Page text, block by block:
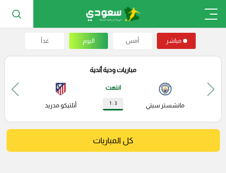
مباشر أمس اليوم غداً
مباريات ودية أندية
مانشستر سيتي
انتهت
3 : 1 أتلتيكو مدريد
كل المباريات